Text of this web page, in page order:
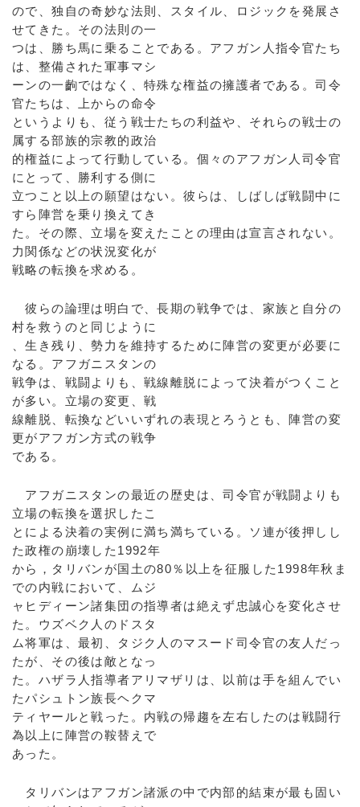
ので、独自の奇妙な法則、スタイル、ロジックを発展さ
せてきた。その法則の一
つは、勝ち馬に乗ることである。アフガン人指令官たち
は、整備された軍事マシ
ーンの一齣ではなく、特殊な権益の擁護者である。司令
官たちは、上からの命令
というよりも、従う戦士たちの利益や、それらの戦士の
属する部族的宗教的政治
的権益によって行動している。個々のアフガン人司令官
にとって、勝利する側に
立つこと以上の願望はない。彼らは、しばしば戦闘中に
すら陣営を乗り換えてき
た。その際、立場を変えたことの理由は宣言されない。
力関係などの状況変化が
戦略の転換を求める。
彼らの論理は明白で、長期の戦争では、家族と自分の
村を救うのと同じように
、生き残り、勢力を維持するために陣営の変更が必要に
なる。アフガニスタンの
戦争は、戦闘よりも、戦線離脱によって決着がつくこと
が多い。立場の変更、戦
線離脱、転換などいいずれの表現とろうとも、陣営の変
更がアフガン方式の戦争
である。
アフガニスタンの最近の歴史は、司令官が戦闘よりも
立場の転換を選択したこ
とによる決着の実例に満ち満ちている。ソ連が後押しし
た政権の崩壊した1992年
から，タリバンが国土の80％以上を征服した1998年秋ま
での内戦において、ムジ
ャヒディーン諸集団の指導者は絶えず忠誠心を変化させ
た。ウズベク人のドスタ
ム将軍は、最初、タジク人のマスード司令官の友人だっ
たが、その後は敵となっ
た。ハザラ人指導者アリマザリは、以前は手を組んでい
たパシュトン族長ヘクマ
ティヤールと戦った。内戦の帰趨を左右したのは戦闘行
為以上に陣営の鞍替えで
あった。
タリバンはアフガン諸派の中で内部的結束が最も固い